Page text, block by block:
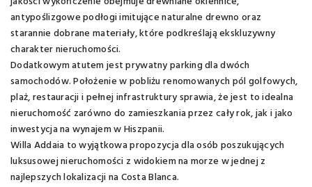
antypoślizgowe podłogi imitujące naturalne drewno oraz
starannie dobrane materiały, które podkreślają ekskluzywny
charakter nieruchomości.
Dodatkowym atutem jest prywatny parking dla dwóch
samochodów. Położenie w pobliżu renomowanych pól golfowych,
plaż, restauracji i pełnej infrastruktury sprawia, że jest to idealna
nieruchomość zarówno do zamieszkania przez cały rok, jak i jako
inwestycja na wynajem w Hiszpanii.
Willa Addaia to wyjątkowa propozycja dla osób poszukujących
luksusowej nieruchomości z widokiem na morze w jednej z
najlepszych lokalizacji na Costa Blanca.